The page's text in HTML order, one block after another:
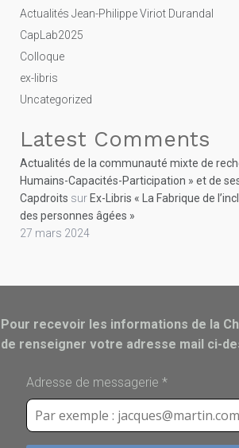
Actualités Jean-Philippe Viriot Durandal
CapLab2025
Colloque
ex-libris
Uncategorized
Latest Comments
Actualités de la communauté mixte de
Humains-Capacités-Participation » et de
Capdroits sur Ex-Libris « La Fabrique de
des personnes âgées »
27 mars 2024
Pour recevoir les informations de la
de renseigner votre adresse mail ci-
Adresse de messagerie *